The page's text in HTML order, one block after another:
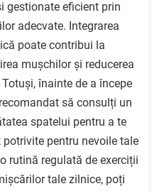
gestionate eficient prin
adecvate. Integrarea
poate contribui la
mușchilor și reducerea
înainte de a începe
să consulți un
spatelui pentru a te
pentru nevoile tale
rutină regulată de exerciții
tale zilnice, poți